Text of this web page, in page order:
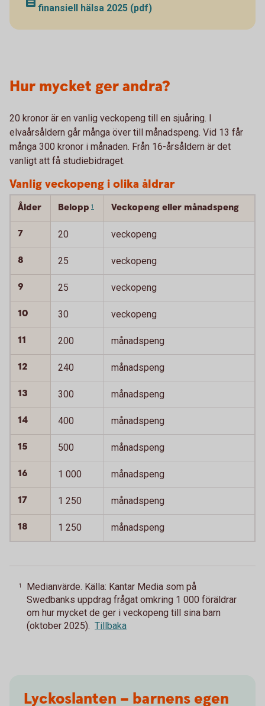
finansiell hälsa 2025 (pdf)
Hur mycket ger andra?
20 kronor är en vanlig veckopeng till en sjuåring. I
elvaårsåldern går många över till månadspeng. Vid 13 får
många 300 kronor i månaden. Från 16-årsåldern är det
vanligt att få studiebidraget.
Vanlig veckopeng i olika åldrar
Ålder Belopp 1 Veckopeng eller månadspeng
7 20 veckopeng
8 25 veckopeng
9 25 veckopeng
10 30 veckopeng
11 200 månadspeng
12 240 månadspeng
13 300 månadspeng
14 400 månadspeng
15 500 månadspeng
16 1 000 månadspeng
17 1 250 månadspeng
18 1 250 månadspeng
1
Medianvärde. Källa: Kantar Media som på
Swedbanks uppdrag frågat omkring 1 000 föräldrar
om hur mycket de ger i veckopeng till sina barn
(oktober 2025). Tillbaka
Lyckoslanten – barnens egen